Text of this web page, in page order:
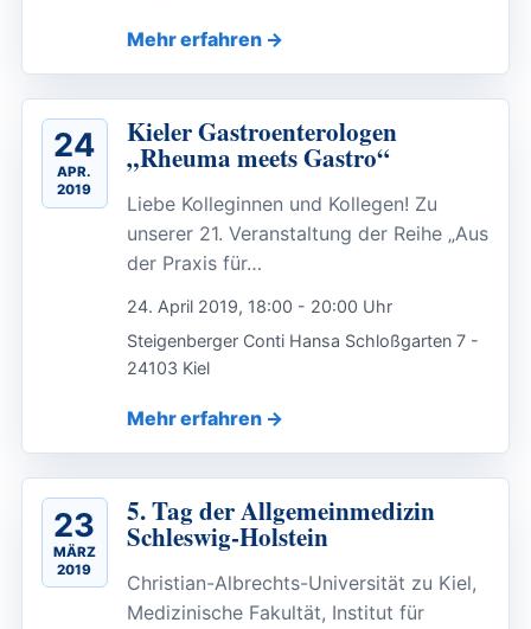
Mehr erfahren
24
APR.
2019
Kieler Gastroenterologen
„Rheuma meets Gastro“
Liebe Kolleginnen und Kollegen! Zu
unserer 21. Veranstaltung der Reihe „Aus
der Praxis für…
24. April 2019, 18:00 - 20:00 Uhr
Steigenberger Conti Hansa Schloßgarten 7 -
24103 Kiel
Mehr erfahren
23
MÄRZ
2019
5. Tag der Allgemeinmedizin
Schleswig-Holstein
Christian-Albrechts-Universität zu Kiel,
Medizinische Fakultät, Institut für